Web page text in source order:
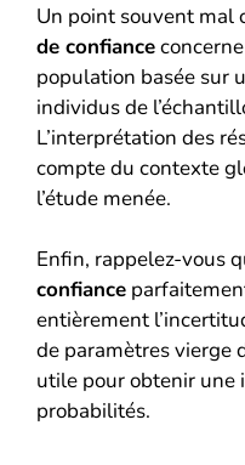
Un point souvent mal
de confiance
population basée sur
individus de
L’interprétation des
compte du contexte
l’étude menée.
Enfin, rappelez-vous
confiance
entièrement
de paramètres vierge
utile pour obtenir une
probabilités.